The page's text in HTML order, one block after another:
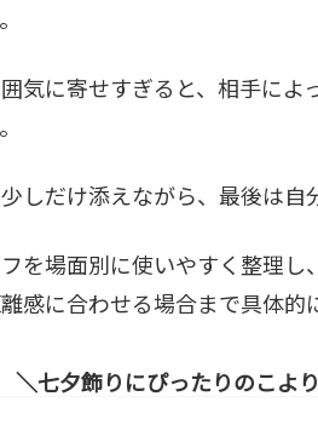
気に寄せすぎると、相手によ
しだけ添えながら、最後は自
を場面別に使いやすく整理
感に合わせる場合まで具体的
七夕飾りにぴったりのこよ